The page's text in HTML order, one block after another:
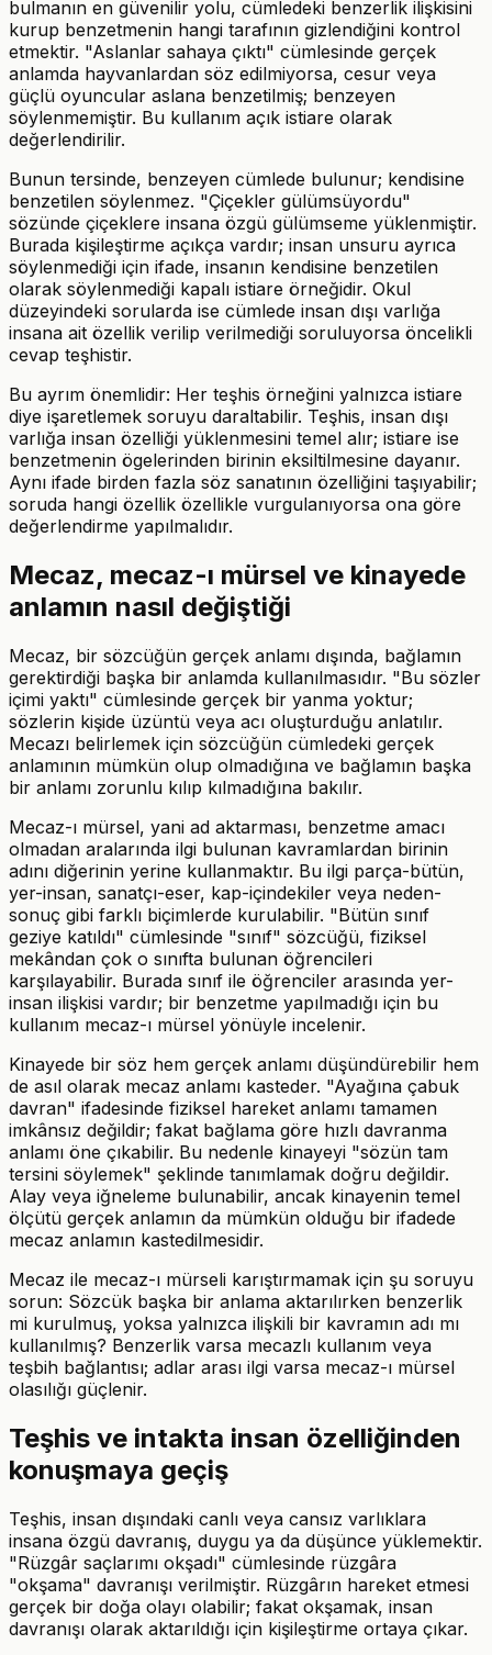
bulmanın en güvenilir yolu, cümledeki benzerlik ilişkisini
kurup benzetmenin hangi tarafının gizlendiğini kontrol
etmektir. "Aslanlar sahaya çıktı" cümlesinde gerçek
anlamda hayvanlardan söz edilmiyorsa, cesur veya
güçlü oyuncular aslana benzetilmiş; benzeyen
söylenmemiştir. Bu kullanım açık istiare olarak
değerlendirilir.
Bunun tersinde, benzeyen cümlede bulunur; kendisine
benzetilen söylenmez. "Çiçekler gülümsüyordu"
sözünde çiçeklere insana özgü gülümseme yüklenmiştir.
Burada kişileştirme açıkça vardır; insan unsuru ayrıca
söylenmediği için ifade, insanın kendisine benzetilen
olarak söylenmediği kapalı istiare örneğidir. Okul
düzeyindeki sorularda ise cümlede insan dışı varlığa
insana ait özellik verilip verilmediği soruluyorsa öncelikli
cevap teşhistir.
Bu ayrım önemlidir: Her teşhis örneğini yalnızca istiare
diye işaretlemek soruyu daraltabilir. Teşhis, insan dışı
varlığa insan özelliği yüklenmesini temel alır; istiare ise
benzetmenin ögelerinden birinin eksiltilmesine dayanır.
Aynı ifade birden fazla söz sanatının özelliğini taşıyabilir;
soruda hangi özellik özellikle vurgulanıyorsa ona göre
değerlendirme yapılmalıdır.
Mecaz, mecaz-ı mürsel ve kinayede
anlamın nasıl değiştiği
Mecaz, bir sözcüğün gerçek anlamı dışında, bağlamın
gerektirdiği başka bir anlamda kullanılmasıdır. "Bu sözler
içimi yaktı" cümlesinde gerçek bir yanma yoktur;
sözlerin kişide üzüntü veya acı oluşturduğu anlatılır.
Mecazı belirlemek için sözcüğün cümledeki gerçek
anlamının mümkün olup olmadığına ve bağlamın başka
bir anlamı zorunlu kılıp kılmadığına bakılır.
Mecaz-ı mürsel, yani ad aktarması, benzetme amacı
olmadan aralarında ilgi bulunan kavramlardan birinin
adını diğerinin yerine kullanmaktır. Bu ilgi parça-bütün,
yer-insan, sanatçı-eser, kap-içindekiler veya neden-
sonuç gibi farklı biçimlerde kurulabilir. "Bütün sınıf
geziye katıldı" cümlesinde "sınıf" sözcüğü, fiziksel
mekândan çok o sınıfta bulunan öğrencileri
karşılayabilir. Burada sınıf ile öğrenciler arasında yer-
insan ilişkisi vardır; bir benzetme yapılmadığı için bu
kullanım mecaz-ı mürsel yönüyle incelenir.
Kinayede bir söz hem gerçek anlamı düşündürebilir hem
de asıl olarak mecaz anlamı kasteder. "Ayağına çabuk
davran" ifadesinde fiziksel hareket anlamı tamamen
imkânsız değildir; fakat bağlama göre hızlı davranma
anlamı öne çıkabilir. Bu nedenle kinayeyi "sözün tam
tersini söylemek" şeklinde tanımlamak doğru değildir.
Alay veya iğneleme bulunabilir, ancak kinayenin temel
ölçütü gerçek anlamın da mümkün olduğu bir ifadede
mecaz anlamın kastedilmesidir.
Mecaz ile mecaz-ı mürseli karıştırmamak için şu soruyu
sorun: Sözcük başka bir anlama aktarılırken benzerlik
mi kurulmuş, yoksa yalnızca ilişkili bir kavramın adı mı
kullanılmış? Benzerlik varsa mecazlı kullanım veya
teşbih bağlantısı; adlar arası ilgi varsa mecaz-ı mürsel
olasılığı güçlenir.
Teşhis ve intakta insan özelliğinden
konuşmaya geçiş
Teşhis, insan dışındaki canlı veya cansız varlıklara
insana özgü davranış, duygu ya da düşünce yüklemektir.
"Rüzgâr saçlarımı okşadı" cümlesinde rüzgâra
"okşama" davranışı verilmiştir. Rüzgârın hareket etmesi
gerçek bir doğa olayı olabilir; fakat okşamak, insan
davranışı olarak aktarıldığı için kişileştirme ortaya çıkar.